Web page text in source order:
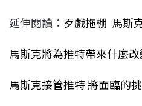
延伸閱讀： 歹戲拖棚 馬斯
馬斯克將為推特帶來什麼改
馬斯克接管推特 將面臨的